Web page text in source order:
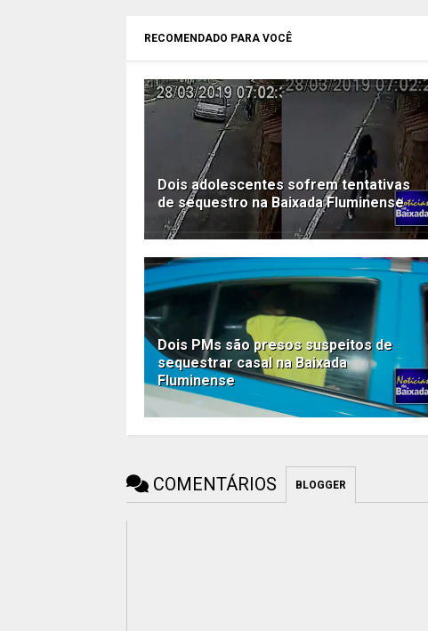
RECOMENDADO PARA VOCÊ
Dois adolescentes sofrem tentativas
de sequestro na Baixada Fluminense
Dois PMs são presos suspeitos de
sequestrar casal na Baixada
Fluminense
COMENTÁRIOS BLOGGER